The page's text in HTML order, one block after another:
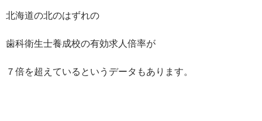
北海道の北のはずれの
歯科衛生士養成校の有効求人倍率が
７倍を超えているというデータもあります。